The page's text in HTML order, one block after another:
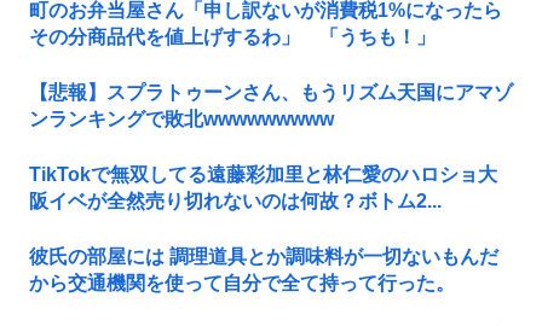
町のお弁当屋さん「申し訳ないが消費税1%になったら
その分商品代を値上げするわ」 「うちも！」
【悲報】スプラトゥーンさん、もうリズム天国にアマゾ
ンランキングで敗北wwwwwwwww
TikTokで無双してる遠藤彩加里と林仁愛のハロショ大
阪イベが全然売り切れないのは何故？ボトム2...
彼氏の部屋には 調理道具とか調味料が一切ないもんだ
から交通機関を使って自分で全て持って行った。